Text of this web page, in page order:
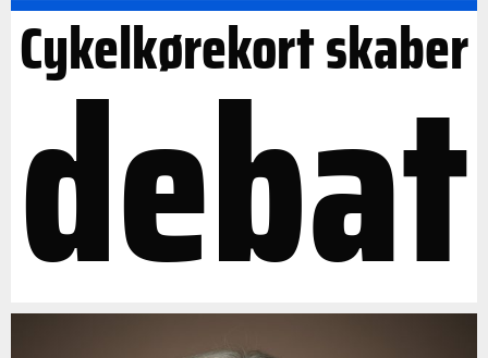
Cykelkørekort skaber
debat